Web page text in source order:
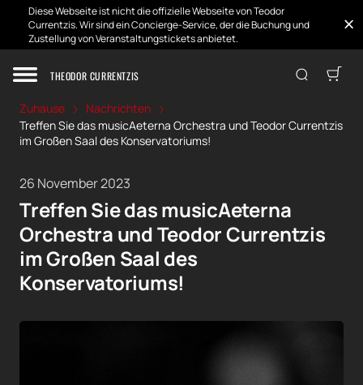
Diese Webseite ist nicht die offizielle Webseite von Teodor
Currentzis. Wir sind ein Concierge-Service, der die Buchung und
Zustellung von Veranstaltungstickets anbietet.
THEODOR CURRENTZIS
Zuhause
Nachrichten
Treffen Sie das musicAeterna Orchestra und Teodor Currentzis
im Großen Saal des Konservatoriums!
26 November 2023
Treffen Sie das musicAeterna
Orchestra und Teodor Currentzis
im Großen Saal des
Konservatoriums!